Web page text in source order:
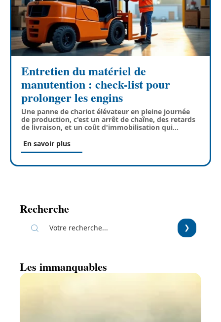
Entretien du matériel de
manutention : check-list pour
prolonger les engins
Une panne de chariot élévateur en pleine journée
de production, c'est un arrêt de chaîne, des retards
de livraison, et un coût d'immobilisation qui…
En savoir plus
Recherche
Les immanquables